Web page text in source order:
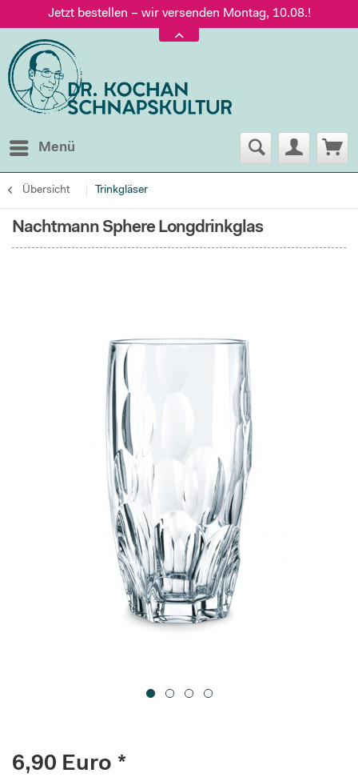
Jetzt bestellen – wir versenden Montag, 10.08.!
Versand nur 5,60 €, gratis ab 95 € Warenwert
Jetzt bestellen – wir versenden Montag, 10.08.!
Menü
Übersicht Trinkgläser
Nachtmann Sphere Longdrinkglas
6,90 Euro *